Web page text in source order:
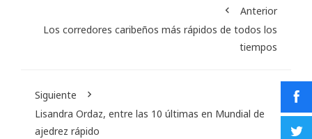
Anterior
Los corredores caribeños más rápidos de todos los
tiempos
Siguiente
Lisandra Ordaz, entre las 10 últimas en Mundial de
ajedrez rápido